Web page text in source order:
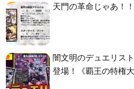
天門の革命じゃあ！！
闇文明のデュエリス
登場！《覇王の特権